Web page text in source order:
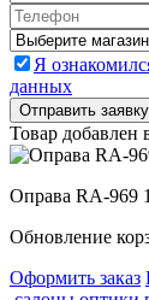
Я
данных
Товар добавлен
Оправа RA-969
Обновление
Оформить заказ